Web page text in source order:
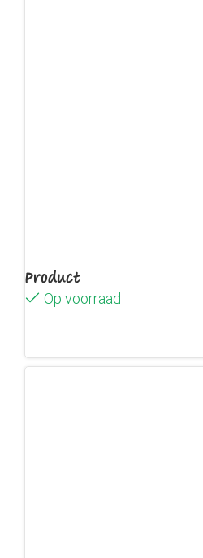
Product
Op voorraad